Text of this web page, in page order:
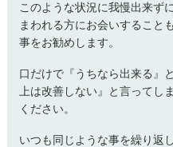
このような状況に我慢出来ず
まわれる方にお会いすること
事をお勧めします。
口だけで『うちなら出来る』
上は改善しない』と言ってし
ください。
いつも同じような事を繰り返